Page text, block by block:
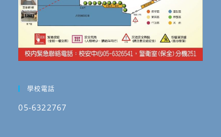
學校電話
05-6322767